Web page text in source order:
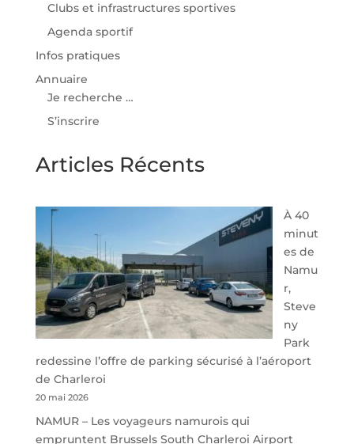
Clubs et infrastructures sportives
Agenda sportif
Infos pratiques
Annuaire
Je recherche …
S’inscrire
Articles Récents
À 40
minut
es de
Namu
r,
Steve
ny
Park
redessine l’offre de parking sécurisé à l’aéroport
de Charleroi
20 mai 2026
NAMUR – Les voyageurs namurois qui
empruntent Brussels South Charleroi Airport